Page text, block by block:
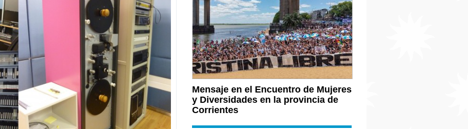
Mensaje en el Encuentro de Mujeres
y Diversidades en la provincia de
Corrientes